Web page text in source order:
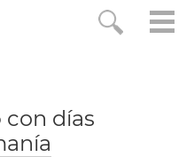
con días